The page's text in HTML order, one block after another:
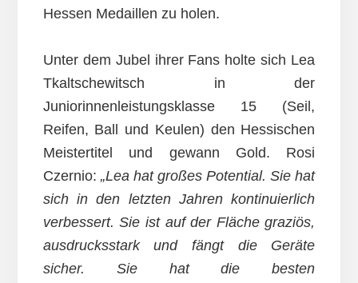
Hessen Medaillen zu holen.
Unter dem Jubel ihrer Fans holte sich Lea
Tkaltschewitsch in der
Juniorinnenleistungsklasse 15 (Seil,
Reifen, Ball und Keulen) den Hessischen
Meistertitel und gewann Gold. Rosi
Czernio: „Lea hat großes Potential. Sie hat
sich in den letzten Jahren kontinuierlich
verbessert. Sie ist auf der Fläche graziös,
ausdrucksstark und fängt die Geräte
sicher. Sie hat die besten